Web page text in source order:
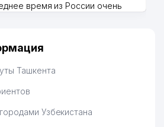
время из России очень
Ташкента
Узбекистана